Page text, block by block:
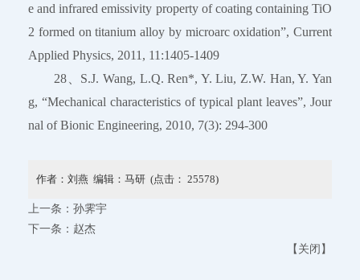
e and infrared emissivity property of coating containing TiO
2 formed on titanium alloy by microarc oxidation”, Current
Applied Physics, 2011, 11:1405-1409
28、S.J. Wang, L.Q. Ren*, Y. Liu, Z.W. Han, Y. Yan
g, “Mechanical characteristics of typical plant leaves”, Jour
nal of Bionic Engineering, 2010, 7(3): 294-300
作者：刘燕 编辑：马研 (点击： 25578)
上一条： 孙霁宇
下一条： 赵杰
【 关闭 】